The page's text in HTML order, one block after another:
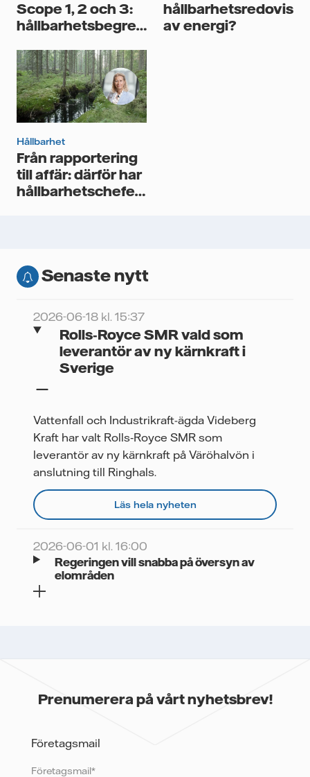
Scope 1, 2 och 3:
hållbarhetsbegreppenav energi?
Hållbarhet
Från rapportering
till affär: därför har
hållbarhetschefen
Senaste nytt
2026-06-18 kl. 15:37
Rolls‑Royce SMR vald som
leverantör av ny kärnkraft i
Sverige
Vattenfall och Industrikraft-ägda Videberg
Kraft har valt Rolls‑Royce SMR som
leverantör av ny kärnkraft på Väröhalvön i
anslutning till Ringhals.
Läs hela nyheten
2026-06-01 kl. 16:00
Regeringen vill snabba på översyn av
elområden
Prenumerera på vårt nyhetsbrev!
Företagsmail